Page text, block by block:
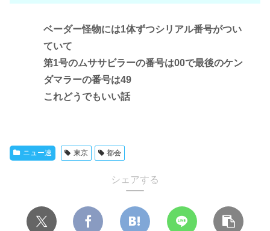
ベーダー怪物には1体ずつシリアル番号がつい
ていて
第1号のムササビラーの番号は00で最後のケン
ダマラーの番号は49
これどうでもいい話
ニュー速 東京 都会
シェアする